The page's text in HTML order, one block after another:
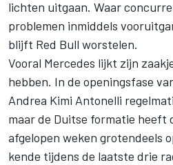
lichten uitgaan. Waar
problemen inmiddels
blijft Red Bull worstelen.
Vooral Mercedes lijkt zijn
hebben. In de openingsfase
Andrea Kimi Antonelli
maar de Duitse formatie heeft
afgelopen weken grotendeels
kende tijdens de laatste drie